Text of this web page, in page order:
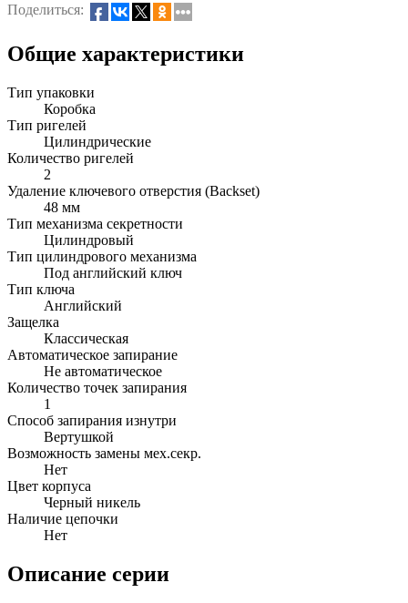
Поделиться:
Общие характеристики
Тип упаковки
Коробка
Тип ригелей
Цилиндрические
Количество ригелей
2
Удаление ключевого отверстия (Backset)
48 мм
Тип механизма секретности
Цилиндровый
Тип цилиндрового механизма
Под английский ключ
Тип ключа
Английский
Защелка
Классическая
Автоматическое запирание
Не автоматическое
Количество точек запирания
1
Способ запирания изнутри
Вертушкой
Возможность замены мех.секр.
Нет
Цвет корпуса
Черный никель
Наличие цепочки
Нет
Описание серии